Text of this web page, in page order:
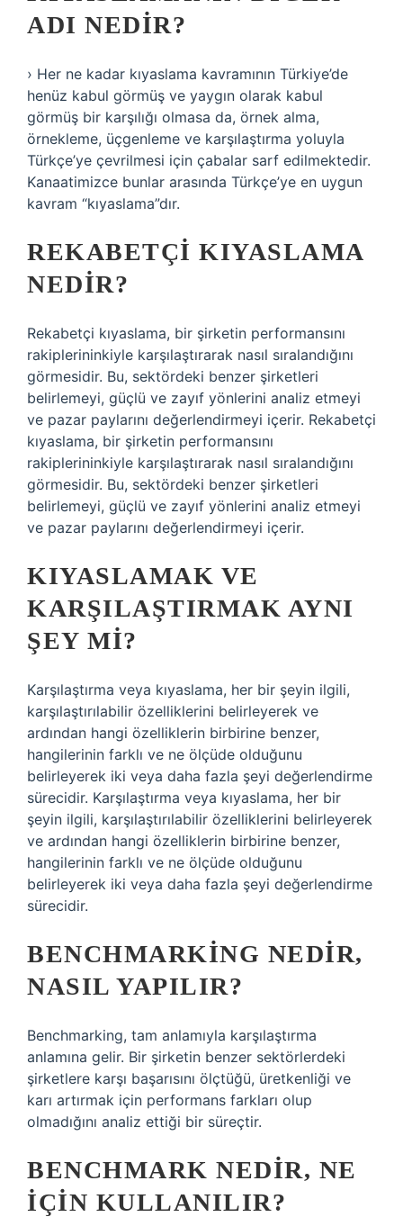
ADI NEDIR?
› Her ne kadar kıyaslama kavramının Türkiye’de
henüz kabul görmüş ve yaygın olarak kabul
görmüş bir karşılığı olmasa da, örnek alma,
örnekleme, üçgenleme ve karşılaştırma yoluyla
Türkçe’ye çevrilmesi için çabalar sarf edilmektedir.
Kanaatimizce bunlar arasında Türkçe’ye en uygun
kavram “kıyaslama”dır.
REKABETÇI KIYASLAMA
NEDIR?
Rekabetçi kıyaslama, bir şirketin performansını
rakiplerininkiyle karşılaştırarak nasıl sıralandığını
görmesidir. Bu, sektördeki benzer şirketleri
belirlemeyi, güçlü ve zayıf yönlerini analiz etmeyi
ve pazar paylarını değerlendirmeyi içerir. Rekabetçi
kıyaslama, bir şirketin performansını
rakiplerininkiyle karşılaştırarak nasıl sıralandığını
görmesidir. Bu, sektördeki benzer şirketleri
belirlemeyi, güçlü ve zayıf yönlerini analiz etmeyi
ve pazar paylarını değerlendirmeyi içerir.
KIYASLAMAK VE
KARŞILAŞTIRMAK AYNI
ŞEY MI?
Karşılaştırma veya kıyaslama, her bir şeyin ilgili,
karşılaştırılabilir özelliklerini belirleyerek ve
ardından hangi özelliklerin birbirine benzer,
hangilerinin farklı ve ne ölçüde olduğunu
belirleyerek iki veya daha fazla şeyi değerlendirme
sürecidir. Karşılaştırma veya kıyaslama, her bir
şeyin ilgili, karşılaştırılabilir özelliklerini belirleyerek
ve ardından hangi özelliklerin birbirine benzer,
hangilerinin farklı ve ne ölçüde olduğunu
belirleyerek iki veya daha fazla şeyi değerlendirme
sürecidir.
BENCHMARKING NEDIR,
NASIL YAPILIR?
Benchmarking, tam anlamıyla karşılaştırma
anlamına gelir. Bir şirketin benzer sektörlerdeki
şirketlere karşı başarısını ölçtüğü, üretkenliği ve
karı artırmak için performans farkları olup
olmadığını analiz ettiği bir süreçtir.
BENCHMARK NEDIR, NE
IÇIN KULLANILIR?